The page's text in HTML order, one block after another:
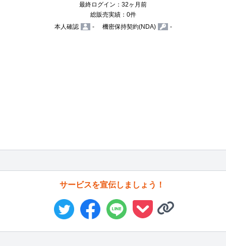
最終ログイン：32ヶ月前
総販売実績：0件
本人確認
- 機密保持契約(NDA) -
サービスを宣伝しましょう！